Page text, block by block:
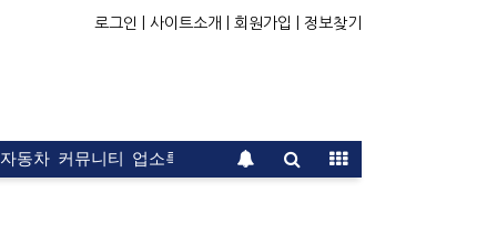
로그인 | 사이트소개 | 회원가입 | 정보찾기
자동차 커뮤니티 업소록 운전면허 문의 광고